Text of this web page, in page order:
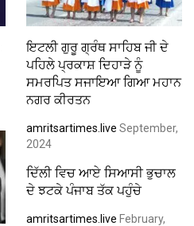
ਇਟਲੀ ਗੁਰੂ ਗ੍ਰੰਥ ਸਾਹਿਬ ਜੀ ਦੇ
ਪਹਿਲੇ ਪ੍ਰਕਾਸ਼ ਦਿਹਾੜੇ ਨੂੰ
ਸਮਰਪਿਤ ਸਜਾਇਆ ਗਿਆ ਮਹਾਨ
ਨਗਰ ਕੀਰਤਨ
amritsartimes.live September,
2024
ਦਿੱਲੀ ਵਿਚ ਆਏ ਸਿਆਸੀ ਭੁਚਾਲ
ਦੇ ਝਟਕੇ ਪੰਜਾਬ ਤੱਕ ਪਹੁੰਚੇ
amritsartimes.live February,